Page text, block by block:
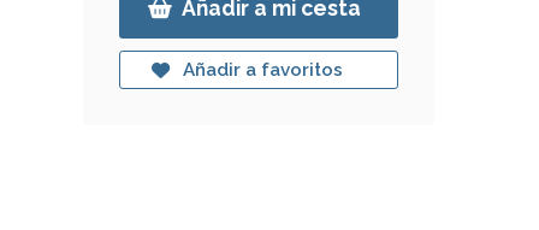
Añadir a mi cesta
Añadir a favoritos